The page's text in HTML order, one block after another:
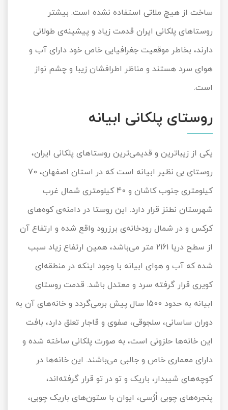
ساخت از هیچ ملاتی استفاده نشده است. بیشتر
روستاهای پلکانی ایران قدمت زیاد و پیشینه‌ی طولانی
دارند، بخاطر موقعیت جغرافیایی خاص خود دارای آب و
هوای سرد هستند و مناظر اطرافشان زیبا و چشم نواز
است.
روستای پلکانی ابیانه
یکی از زیباترین و قدیمی‌ترین روستاهای پلکانی ایران،
روستای بی نظیر ابیانه است که در استان اصفهان، 70
کیلومتری جنوب کاشان و 40 کیلومتری شمال غرب
شهرستان نطنز قرار دارد. این روستا در دامنه‌ی کوه‌های
کرکس و در شمال رودخانه‌ی برزرود واقع شده و ارتفاع آن
از سطح دریا 2161 متر می‌باشد، همین ارتفاع زیاد سبب
شده که آب و هوای ابیانه با وجود اینکه در منطقه‌ای
کویری قرار گرفته سرد و معتدل باشد. قدمت روستای
ابیانه به حدود 1500 سال پیش برمی‌گردد و خانه‌های آن به
دوران ساسانی، سلجوقی، صفوی و قاجار تعلق دارد، بافت
این خانه‌ها حلزونی است، به صورت پلکانی ساخته شده و
دارای معماری خاص و جالبی می‌باشند. این خانه‌ها در
کوچه‌های شیبدار، باریک و تو در تو قرار گرفته‌اند،
پنجره‌های چوبی اُرُسی، ایوان با ستون‌های باریک چوبی،